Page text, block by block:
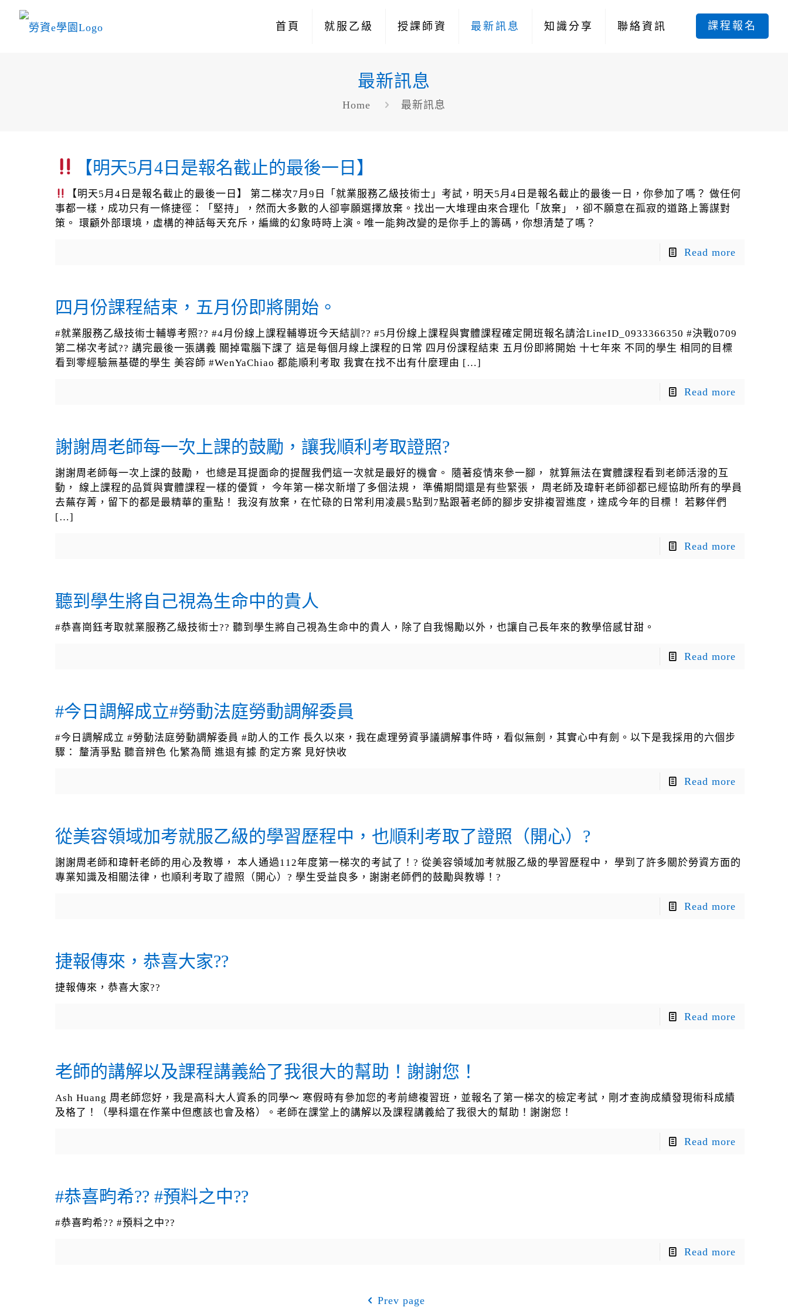
首頁 就服乙級 授課師資 最新訊息 知識分享 聯絡資訊 課程報名
最新訊息
Home 最新訊息
【明天5月4日是報名截止的最後一日】
【明天5月4日是報名截止的最後一日】 第二梯次7月9日「就業服務乙級技術士」考試，明天5月4日是報名截止的最後一日，你參加了嗎？ 做任何
事都一樣，成功只有一條捷徑：「堅持」，然而大多數的人卻寧願選擇放棄。找出一大堆理由來合理化「放棄」，卻不願意在孤寂的道路上籌謀對
策。 環顧外部環境，虛構的神話每天充斥，編織的幻象時時上演。唯一能夠改變的是你手上的籌碼，你想清楚了嗎？
Read more
四月份課程結束，五月份即將開始。
#就業服務乙級技術士輔導考照?? #4月份線上課程輔導班今天結訓?? #5月份線上課程與實體課程確定開班報名請洽LineID_0933366350 #決戰0709
第二梯次考試?? 講完最後一張講義 關掉電腦下課了 這是每個月線上課程的日常 四月份課程結束 五月份即將開始 十七年來 不同的學生 相同的目標
看到零經驗無基礎的學生 美容師 #WenYaChiao 都能順利考取 我實在找不出有什麼理由 […]
Read more
謝謝周老師每一次上課的鼓勵，讓我順利考取證照?
謝謝周老師每一次上課的鼓勵， 也總是耳提面命的提醒我們這一次就是最好的機會。 隨著疫情來參一腳， 就算無法在實體課程看到老師活潑的互
動， 線上課程的品質與實體課程一樣的優質， 今年第一梯次新增了多個法規， 準備期間還是有些緊張， 周老師及瑋軒老師卻都已經協助所有的學員
去蕪存菁，留下的都是最精華的重點！ 我沒有放棄，在忙碌的日常利用凌晨5點到7點跟著老師的腳步安排複習進度，達成今年的目標！ 若夥伴們
[…]
Read more
聽到學生將自己視為生命中的貴人
#恭喜崗鈺考取就業服務乙級技術士?? 聽到學生將自己視為生命中的貴人，除了自我惕勵以外，也讓自己長年來的教學倍感甘甜。
Read more
#今日調解成立#勞動法庭勞動調解委員
#今日調解成立 #勞動法庭勞動調解委員 #助人的工作 長久以來，我在處理勞資爭議調解事件時，看似無劍，其實心中有劍。以下是我採用的六個步
驟： 釐清爭點 聽音辨色 化繁為簡 進退有據 酌定方案 見好快收
Read more
從美容領域加考就服乙級的學習歷程中，也順利考取了證照（開心）?
謝謝周老師和瑋軒老師的用心及教導， 本人通過112年度第一梯次的考試了！? 從美容領域加考就服乙級的學習歷程中， 學到了許多關於勞資方面的
專業知識及相關法律，也順利考取了證照（開心）? 學生受益良多，謝謝老師們的鼓勵與教導！?
Read more
捷報傳來，恭喜大家??
捷報傳來，恭喜大家??
Read more
老師的講解以及課程講義給了我很大的幫助！謝謝您！
Ash Huang 周老師您好，我是高科大人資系的同學～ 寒假時有參加您的考前總複習班，並報名了第一梯次的檢定考試，剛才查詢成績發現術科成績
及格了！（學科還在作業中但應該也會及格）。老師在課堂上的講解以及課程講義給了我很大的幫助！謝謝您！
Read more
#恭喜畇希?? #預料之中??
#恭喜畇希?? #預料之中??
Read more
Prev page